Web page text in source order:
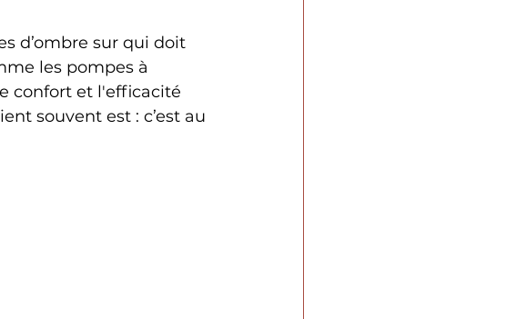
d’ombre sur qui doit
les pompes à
confort et l'efficacité
souvent est : c’est au